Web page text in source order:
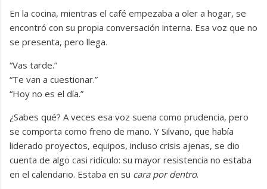
En la cocina, mientras el café empezaba a oler a hogar, se
encontró con su propia conversación interna. Esa voz que no
se presenta, pero llega.
“Vas tarde.”
“Te van a cuestionar.”
“Hoy no es el día.”
¿Sabes qué? A veces esa voz suena como prudencia, pero
se comporta como freno de mano. Y Silvano, que había
liderado proyectos, equipos, incluso crisis ajenas, se dio
cuenta de algo casi ridículo: su mayor resistencia no estaba
en el calendario. Estaba en su cara por dentro.